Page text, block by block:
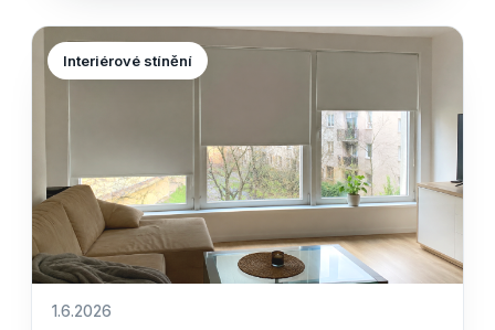
Interiérové stínění
1.6.2026